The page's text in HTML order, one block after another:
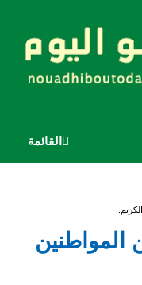
القائمة
المواطنين